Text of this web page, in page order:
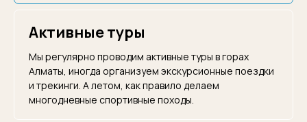
Активные туры
Мы регулярно проводим активные туры в горах
Алматы, иногда организуем экскурсионные поездки
и трекинги. А летом, как правило делаем
многодневные спортивные походы.